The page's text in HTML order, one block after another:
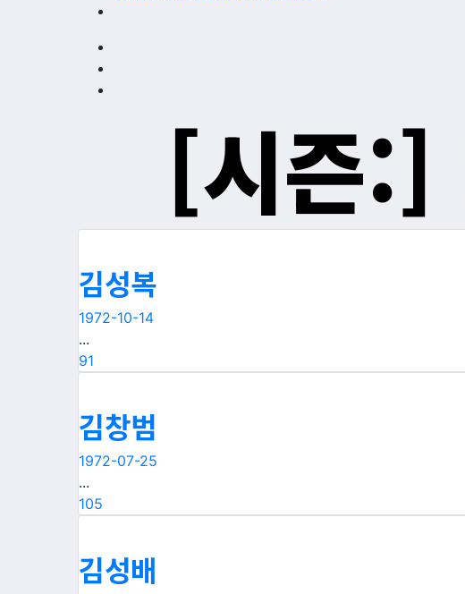
[시즌:]
김성복
1972-10-14
...
91
김창범
1972-07-25
...
105
김성배